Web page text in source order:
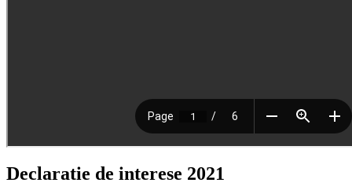
Declaratie de interese 2021